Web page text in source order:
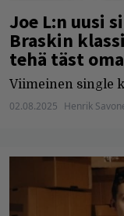
Joe L:n uusi
Braskin
tehä täst
Viimeinen single
02.08.2025 Henrik